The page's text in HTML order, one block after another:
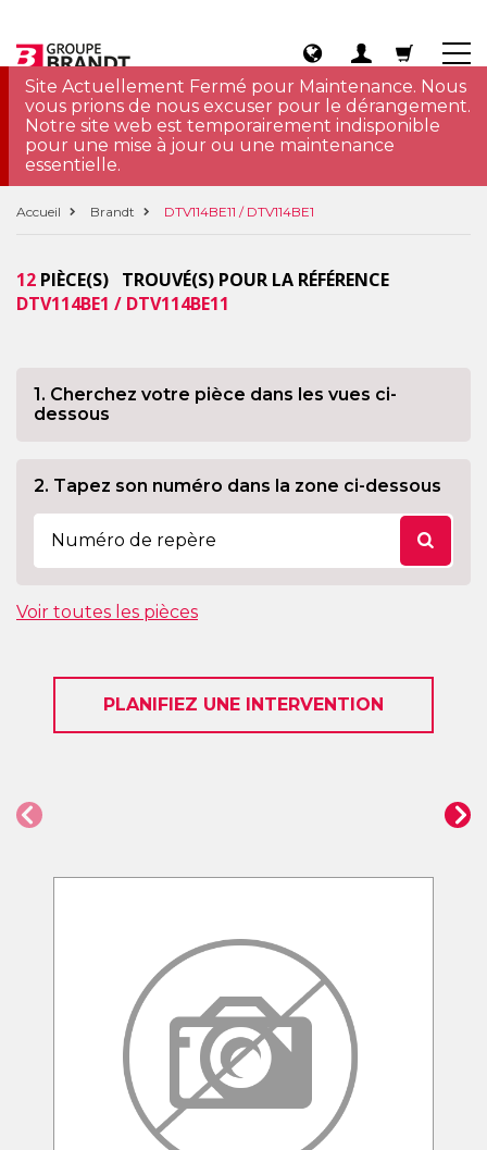
Site Actuellement Fermé pour Maintenance. Nous
vous prions de nous excuser pour le dérangement.
Notre site web est temporairement indisponible
pour une mise à jour ou une maintenance
essentielle.
Accueil Brandt DTV114BE11 / DTV114BE1
12 PIÈCE(S) TROUVÉ(S) POUR LA RÉFÉRENCE
DTV114BE1 / DTV114BE11
1. Cherchez votre pièce dans les vues ci-
dessous
2. Tapez son numéro dans la zone ci-dessous
Voir toutes les pièces
PLANIFIEZ UNE INTERVENTION